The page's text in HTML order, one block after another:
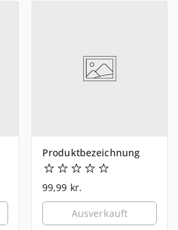
Produktbezeichnung
99,99 kr.
Ausverkauft